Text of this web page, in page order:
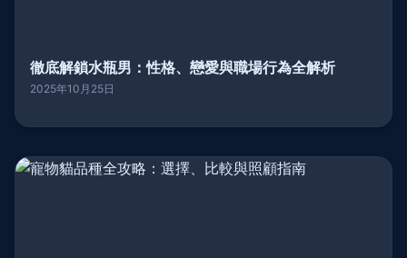
徹底解鎖水瓶男：性格、戀愛與職場行為全解析
2025年10月25日